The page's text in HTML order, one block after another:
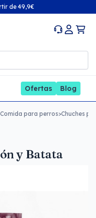
de 49,9€
Ofertas Blog
Comida para perros>Chuches
y Batata